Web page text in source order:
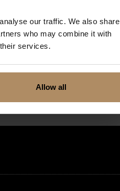
our traffic. We also share
who may combine it with
services.
Allow all